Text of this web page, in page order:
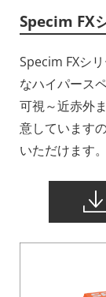
Specim FX
Specim FXシ
なハイパース
可視～近赤外
意しています
いただけます。